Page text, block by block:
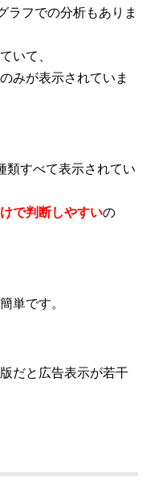
ラフでの分析もありま
いて、
みが表示されていま
類すべて表示されてい
で判断しやすいの
単です。
だと広告表示が若干